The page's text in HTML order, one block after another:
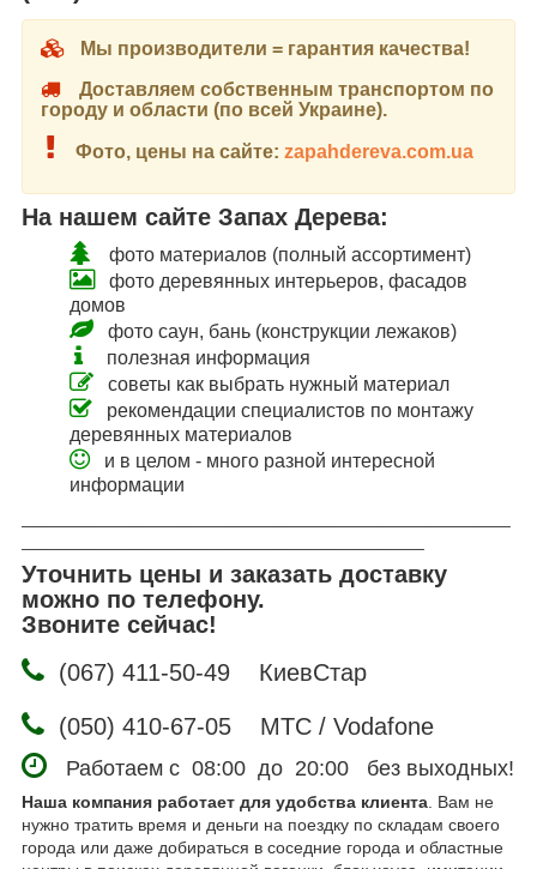
Мы производители = гарантия качества!
Доставляем собственным транспортом по
городу и области (по всей Украине).
Фото, цены на сайте: zapahdereva.com.ua
На нашем сайте Запах Дерева:
фото материалов (полный ассортимент)
фото деревянных интерьеров, фасадов
домов
фото саун, бань (конструкции лежаков)
полезная информация
советы как выбрать нужный материал
рекомендации специалистов по монтажу
деревянных материалов
и в целом - много разной интересной
информации
Уточнить цены и заказать доставку
можно по телефону.
Звоните сейчас!
(067) 411-50-49 КиевСтар
(050) 410-67-05 МТС / Vodafone
Работаем с 08:00 до 20:00 без выходных!
Наша компания работает для удобства клиента. Вам не
нужно тратить время и деньги на поездку по складам своего
города или даже добираться в соседние города и областные